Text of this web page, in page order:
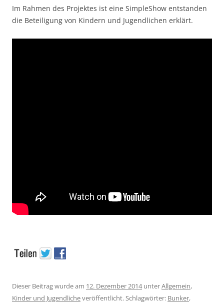
Im Rahmen des Projektes ist eine SimpleShow entstanden
die Beteiligung von Kindern und Jugendlichen erklärt.
Dieser Beitrag wurde am 12. Dezember 2014unterAllgemein,
Kinder und Jugendlicheveröffentlicht. Schlagwörter: Bunker,